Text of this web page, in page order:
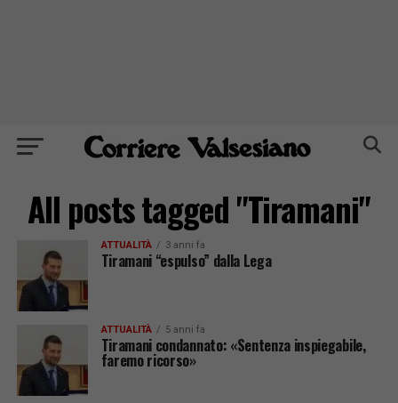
All posts tagged "Tiramani"
ATTUALITÀ 3 anni fa
Tiramani “espulso” dalla Lega
ATTUALITÀ 5 anni fa
Tiramani condannato: «Sentenza inspiegabile,
faremo ricorso»